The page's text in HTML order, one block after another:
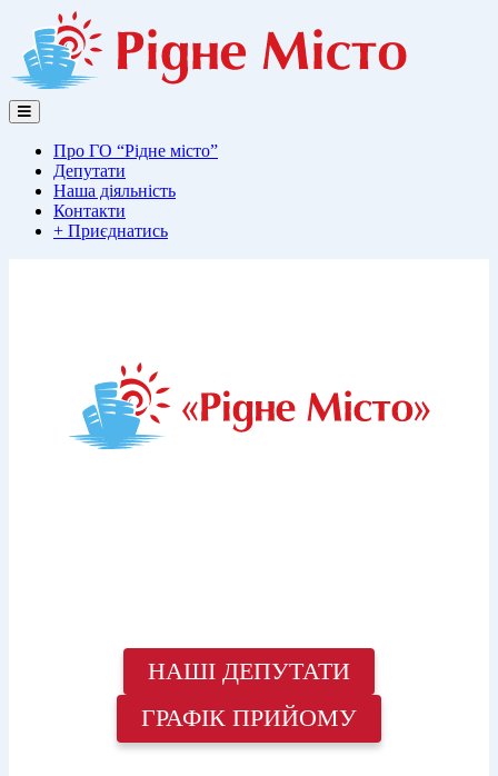
Перейти
вмісту
Про ГО “Рідне місто”
Депутати
Наша діяльність
Контакти
+ Приєднатись
НАШІ ДЕПУТАТИ
ГРАФІК ПРИЙОМУ